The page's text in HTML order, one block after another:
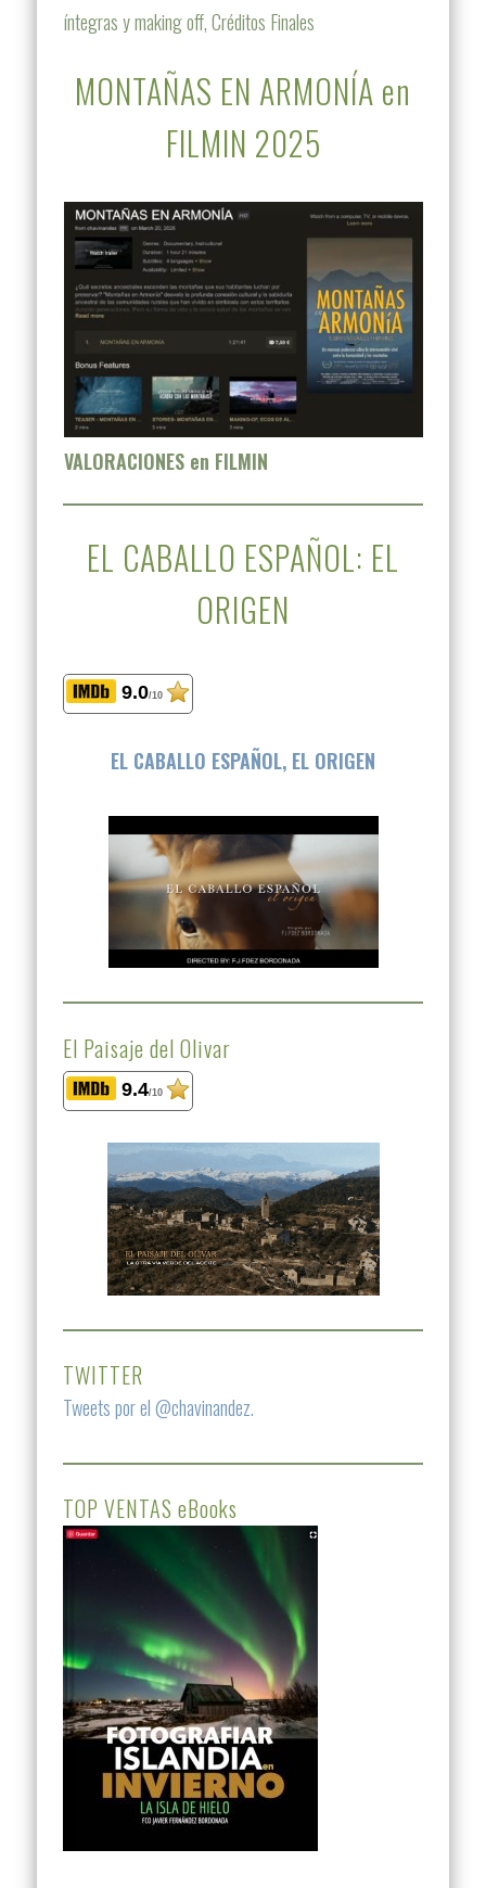
íntegras y making off, Créditos Finales
MONTAÑAS EN ARMONÍA en
FILMIN 2025
VALORACIONES en FILMIN
EL CABALLO ESPAÑOL: EL
ORIGEN
9.0/10
EL CABALLO ESPAÑOL, EL ORIGEN
El Paisaje del Olivar
9.4/10
TWITTER
Tweets por el @chavinandez.
TOP VENTAS eBooks